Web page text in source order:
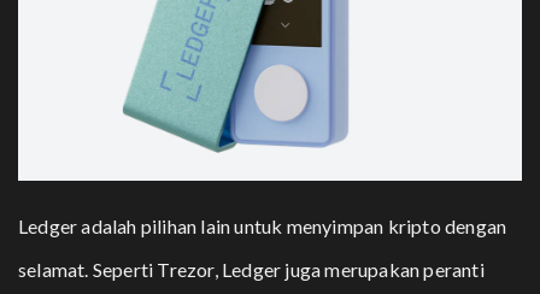
Ledgeradalah pilihan lain untuk menyimpan kripto dengan
selamat. Seperti Trezor, Ledger juga merupakan peranti